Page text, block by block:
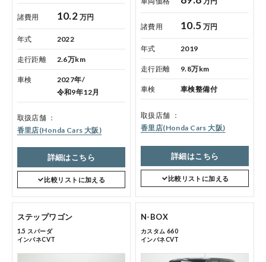
諸費用 10.2 万円
年式 2022
走行距離 2.6万km
車検
2027年/
令和9年12月
取扱店舗
香里店(Honda Cars 大阪)
詳細はこちら
比較リストに加える
諸費用 10.5 万円
年式 2019
走行距離 9.8万km
車検 車検整備付
取扱店舗
香里店(Honda Cars 大阪)
詳細はこちら
比較リストに加える
ステップワゴン
1.5 スパーダ
インパネCVT
N-BOX
カスタム 660
インパネCVT